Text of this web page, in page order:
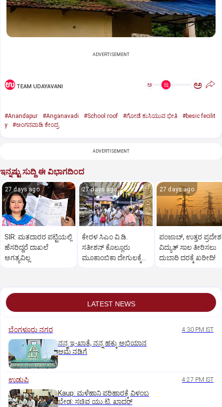
ADVERTISEMENT
TEAM UDAYAVANI ಅ ಅ
#Anandapur #Anganavadi #School roof #ಗೋಡೆ ಕುಸಿಯುವ ಭೀತಿ
#besic fecilit
y
#ಅಂಗನವಾಡಿ ಕೇಂದ್ರ
ADVERTISEMENT
ಇನ್ನಷ್ಟು ಸುದ್ದಿ ಈ ವಿಭಾಗದಿಂದ
27 days ago
SIR: ಮತದಾರರ ಪಟ್ಟಿಯಲ್ಲಿ
ಹೆಸರಿದ್ದರೆ ದಾಖಲೆ
ಅಗತ್ಯವಿಲ್ಲ
27 days ago
ಕೇರಳ ಸಿಎಂ ವಿ.ಡಿ.
ಸತೀಶನ್‌ ಕೊಲ್ಲೂರು
ಮೂಕಾಂಬಿಕಾ ದೇಗುಲಕ್ಕೆ
27 days ago
ಪಂಜಾಬ್‌, ಉತ್ತರ ಪ್ರದೇಶ
ವಿದ್ಯುತ್‌ ಸಾಲ ತೀರಿಸಲು
ದುಬಾರಿ ದರಕ್ಕೆ ಖರೀದಿ!
LATEST NEWS
ಬೆಂಗಳೂರು ನಗರ 4:30 PM IST
ನನ್ನ ಇ-ಖಾತೆ, ನನ್ನ ಹಕ್ಕು ಅಭಿಯಾನ
ಆಮೆ ನಡಿಗೆ
ಉಡುಪಿ 4:27 PM IST
Kaup: ಮಳೆಹಾನಿ ಪರಿಹಾರಕ್ಕೆ ವಿಳಂಬ
ಬೇಡ: ಸಚಿವ ಯು.ಟಿ. ಖಾದರ್